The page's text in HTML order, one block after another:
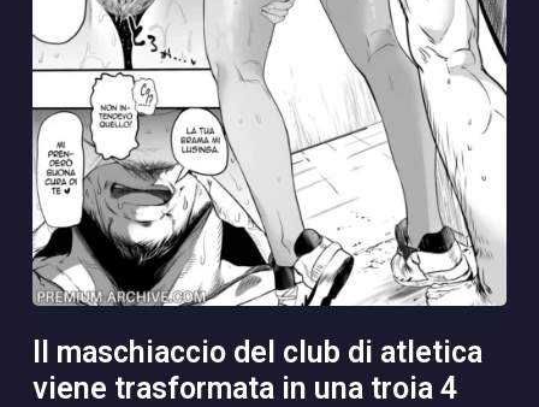
viene trasformata in una troia 4